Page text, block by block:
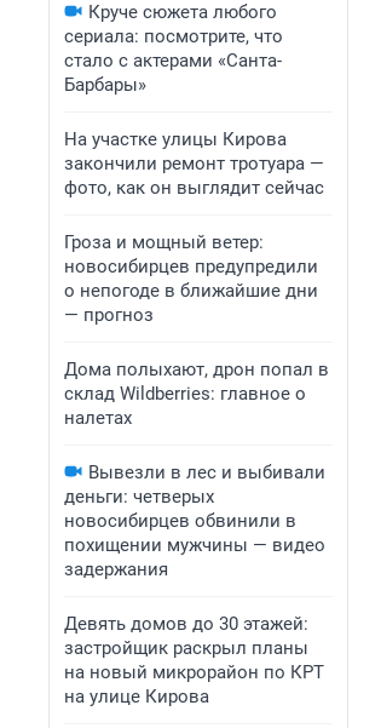
Круче сюжета любого
сериала: посмотрите, что
стало с актерами «Санта-
Барбары»
На участке улицы Кирова
закончили ремонт тротуара —
фото, как он выглядит сейчас
Гроза и мощный ветер:
новосибирцев предупредили
о непогоде в ближайшие дни
— прогноз
Дома полыхают, дрон попал в
склад Wildberries: главное о
налетах
Вывезли в лес и выбивали
деньги: четверых
новосибирцев обвинили в
похищении мужчины — видео
задержания
Девять домов до 30 этажей:
застройщик раскрыл планы
на новый микрорайон по КРТ
на улице Кирова